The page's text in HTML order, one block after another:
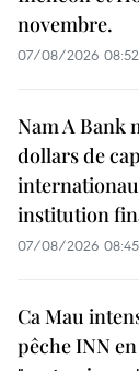
novembre.
07/08/2026 08:52
Nam A Bank
dollars de
institution
07/08/2026 08:45
Ca Mau
pêche INN